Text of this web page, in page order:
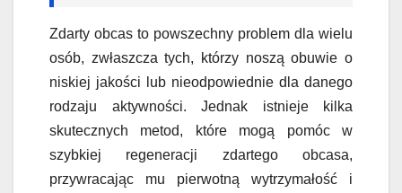
Zdarty obcas to powszechny problem dla wielu
osób, zwłaszcza tych, którzy noszą obuwie o
niskiej jakości lub nieodpowiednie dla danego
rodzaju aktywności. Jednak istnieje kilka
skutecznych metod, które mogą pomóc w
szybkiej regeneracji zdartego obcasa,
przywracając mu pierwotną wytrzymałość i